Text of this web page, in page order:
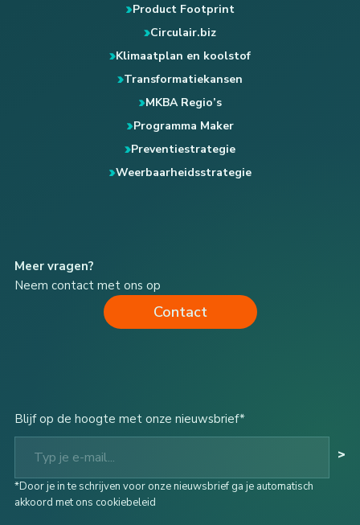
Product Footprint
Circulair.biz
Klimaatplan en koolstof
Transformatiekansen
MKBA Regio’s
Programma Maker
Preventiestrategie
Weerbaarheidsstrategie
Meer vragen?
Neem contact met ons op
Contact
Blijf op de hoogte met onze nieuwsbrief*
Typ je e-mail...
>
*Door je in te schrijven voor onze nieuwsbrief ga je automatisch
akkoord met ons cookiebeleid